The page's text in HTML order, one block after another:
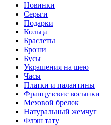
Новинки
Серьги
Подарки
Кольца
Браслеты
Броши
Бусы
Украшения на шею
Часы
Платки и палантины
Французские косынки
Меховой брелок
Натуральный жемчуг
Флэш тату